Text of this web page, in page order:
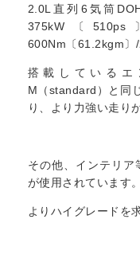
2.0L直列6気筒
375kW〔
600Nm〔61.2kgm〕
搭載しているエ
M（standard）と同
り、より力強い走り
その他、インテリ
が使用されています。
よりハイグレードを